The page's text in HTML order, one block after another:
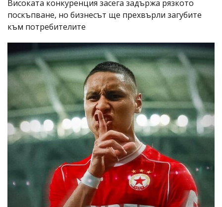
Високата конкуренция засега задържа рязкото
поскъпване, но бизнесът ще прехвърли загубите
към потребителите